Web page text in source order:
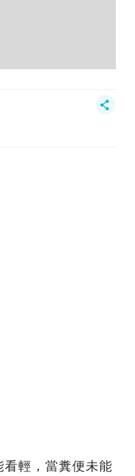
輕，當糞便未能